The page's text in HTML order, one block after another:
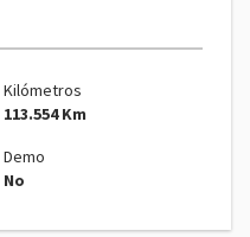
Kilómetros
113.554 Km
Demo
No